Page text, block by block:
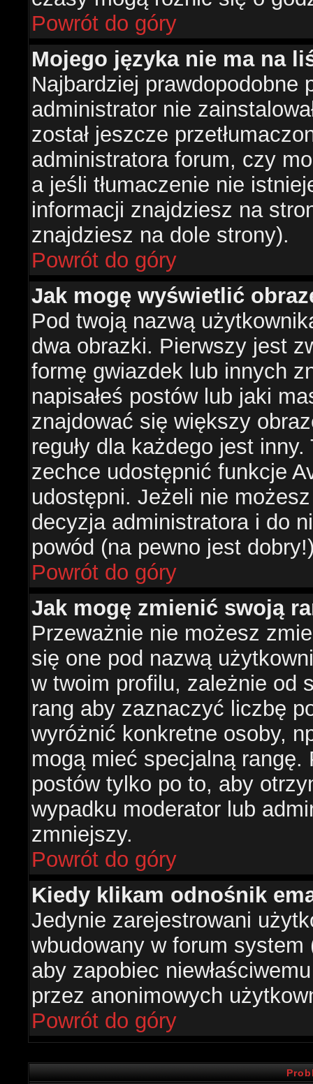
Powrót do góry
Mojego języka nie ma na
Najbardziej prawdopodobne
administrator nie
został jeszcze
administratora forum, czy
a jeśli tłumaczenie nie
informacji znajdziesz na
znajdziesz na dole strony).
Powrót do góry
Jak mogę wyświetlić
Pod twoją nazwą
dwa obrazki. Pierwszy jest
formę gwiazdek lub innych
napisałeś postów lub jaki
znajdować się większy
reguły dla każdego jest
zechce udostępnić funkcje
udostępni. Jeżeli nie
decyzja administratora i do
powód (na pewno jest
Powrót do góry
Jak mogę zmienić swoją
Przeważnie nie możesz
się one pod nazwą
w twoim profilu, zależnie od
rang aby zaznaczyć liczbę
wyróżnić konkretne osoby,
mogą mieć specjalną
postów tylko po to, aby
wypadku moderator lub
zmniejszy.
Powrót do góry
Kiedy klikam odnośnik
Jedynie zarejestrowani
wbudowany w forum system
aby zapobiec
przez anonimowych
Powrót do góry